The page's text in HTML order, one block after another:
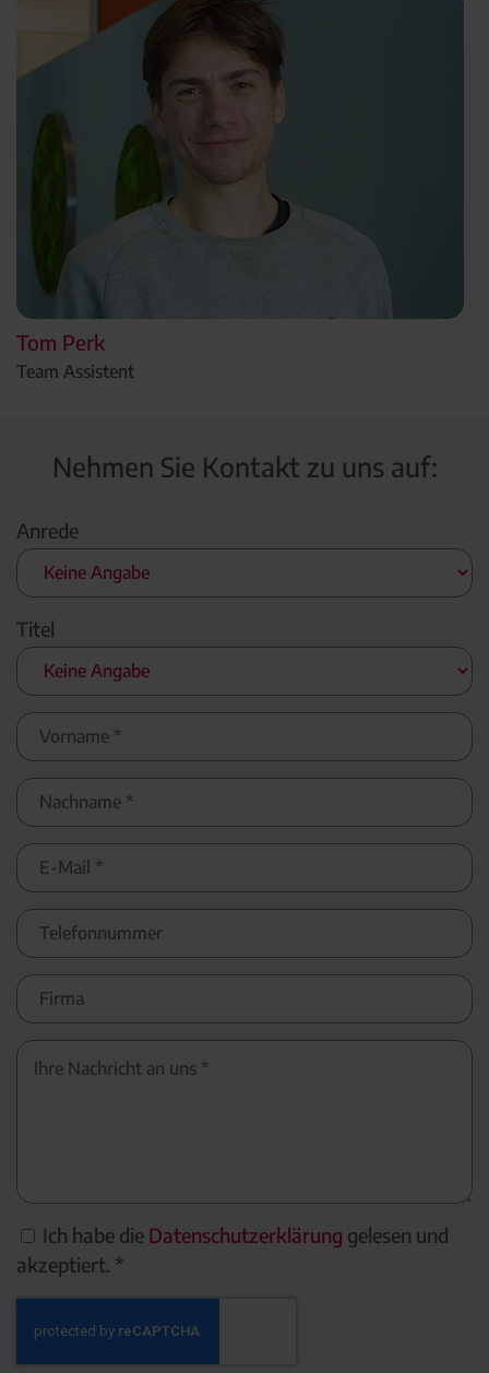
Tom Perk
Team Assistent
Nehmen Sie Kontakt zu uns auf:
Anrede
Titel
Ich habe die Datenschutzerklärung gelesen und
akzeptiert. *